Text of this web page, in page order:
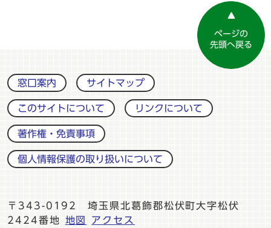
ページの
先頭へ戻る
窓口案内 サイトマップ
このサイトについて リンクについて
著作権・免責事項
個人情報保護の取り扱いについて
〒343-0192 埼玉県北葛飾郡松伏町大字松伏
2424番地
地図
アクセス